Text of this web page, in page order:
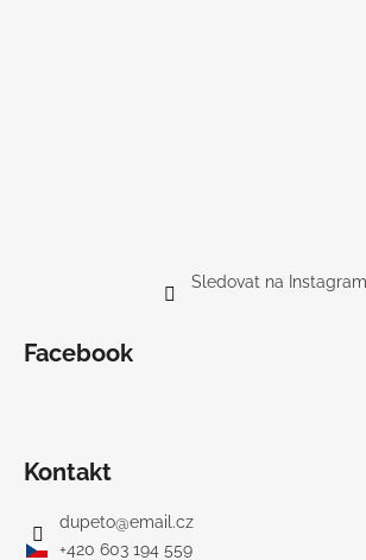
Sledovat na
Facebook
Kontakt
dupeto@email.cz
+420 603 194 559